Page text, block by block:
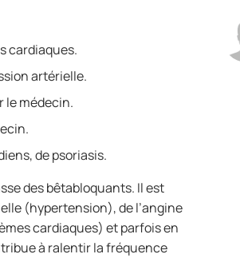
cardiaques.
artérielle.
le médecin.
de psoriasis.
des bêtabloquants. Il est
(hypertension), de l’angine
cardiaques) et parfois en
à ralentir la fréquence